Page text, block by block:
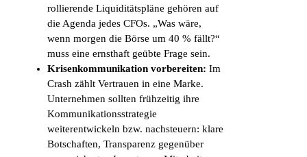
rollierende Liquiditätspläne gehören auf
die Agenda jedes CFOs. „Was wäre,
wenn morgen die Börse um 40 % fällt?“
muss eine ernsthaft geübte Frage sein.
Krisenkommunikation vorbereiten:Im
Crash zählt Vertrauen in eine Marke.
Unternehmen sollten frühzeitig ihre
Kommunikationsstrategie
weiterentwickeln bzw. nachsteuern: klare
Botschaften, Transparenz gegenüber